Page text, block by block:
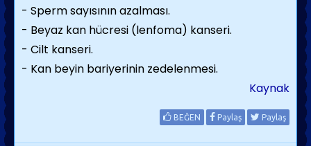
- Sperm sayısının azalması.
- Beyaz kan hücresi (lenfoma) kanseri.
- Cilt kanseri.
- Kan beyin bariyerinin zedelenmesi.
Kaynak
BEĞEN Paylaş Paylaş